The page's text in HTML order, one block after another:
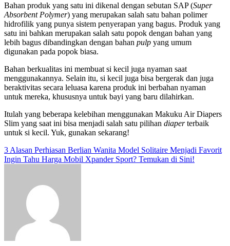
Bahan produk yang satu ini dikenal dengan sebutan SAP (Super
Absorbent Polymer) yang merupakan salah satu bahan polimer
hidrofilik yang punya sistem penyerapan yang bagus. Produk yang
satu ini bahkan merupakan salah satu popok dengan bahan yang
lebih bagus dibandingkan dengan bahan pulp yang umum
digunakan pada popok biasa.
Bahan berkualitas ini membuat si kecil juga nyaman saat
menggunakannya. Selain itu, si kecil juga bisa bergerak dan juga
beraktivitas secara leluasa karena produk ini berbahan nyaman
untuk mereka, khususnya untuk bayi yang baru dilahirkan.
Itulah yang beberapa kelebihan menggunakan Makuku Air Diapers
Slim yang saat ini bisa menjadi salah satu pilihan diaperterbaik
untuk si kecil. Yuk, gunakan sekarang!
Post
navigation
3 Alasan Perhiasan Berlian Wanita Model Solitaire Menjadi Favorit
Ingin Tahu Harga Mobil Xpander Sport? Temukan di Sini!